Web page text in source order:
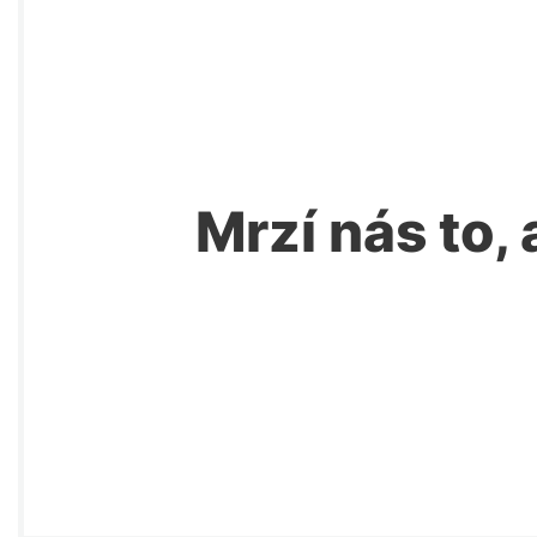
Mrzí nás to,